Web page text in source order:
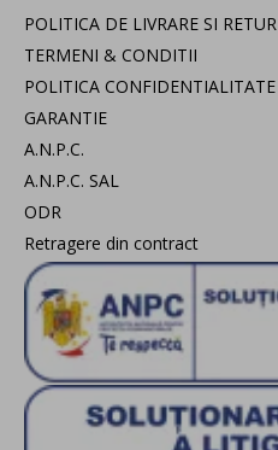
POLITICA DE LIVRARE SI RETUR
TERMENI & CONDITII
POLITICA CONFIDENTIALITATE
GARANTIE
A.N.P.C.
A.N.P.C. SAL
ODR
Retragere din contract